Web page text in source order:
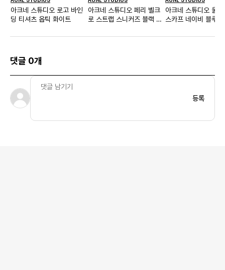
아크네 스튜디오 로고 바인
딩 티셔츠 옵틱 화이트
아크네 스튜디오 페리 벨크
로 스트랩 스니커즈 블랙 -
아크네 스튜디오 울
스카프 네이비 블루
댓글 0개
등록